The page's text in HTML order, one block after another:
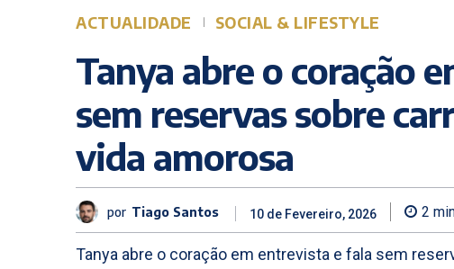
ACTUALIDADE SOCIAL & LIFESTYLE
Tanya abre o coração
sem reservas sobre
vida amorosa
por Tiago Santos 10 de Fevereiro, 2026 2
Tanya abre o coração em entrevista e fala sem